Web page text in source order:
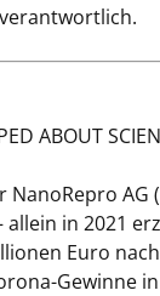
ABOUT
AG
in 2021
Euro
Gewinne